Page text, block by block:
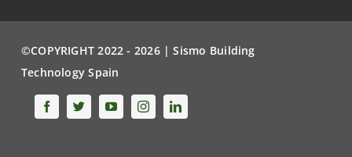
©COPYRIGHT 2022 - 2026 | Sismo Building
Technology Spain